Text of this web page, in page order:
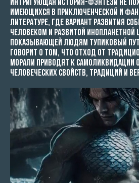
Интригующая история-фэнтези не
имеющихся в приключенческой и
литературе, где вариант развития
человеком и развитой инопланетной
показывающей людям тупиковый
говорит о том, что отход от
морали приводят к самоликвидации
человеческих свойств, традиций и